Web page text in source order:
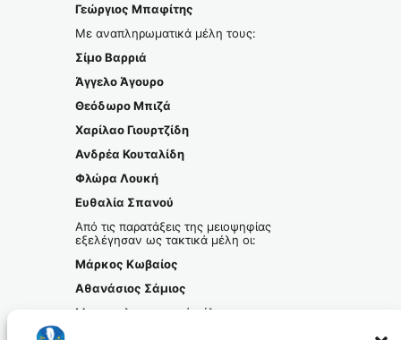
Γεώργιος Μπαφίτης
Με αναπληρωματικά μέλη τους:
Σίμο Βαρριά
Άγγελο Άγουρο
Θεόδωρο Μπιζά
Χαρίλαο Γιουρτζίδη
Ανδρέα Κουταλίδη
Φλώρα Λουκή
Ευθαλία Σπανού
Από τις παρατάξεις της μειοψηφίας
εξελέγησαν ως τακτικά μέλη οι:
Μάρκος Κωβαίος
Αθανάσιος Σάμιος
Με αναπληρωματικά μέλη τους: